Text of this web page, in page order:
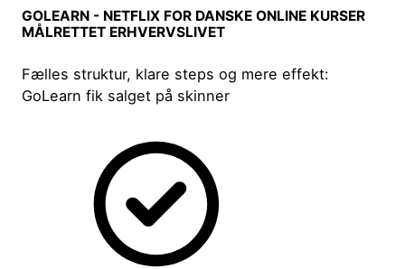
GOLEARN - NETFLIX FOR DANSKE ONLINE KURSER
MÅLRETTET ERHVERVSLIVET
Fælles struktur, klare steps og mere effekt:
GoLearn fik salget på skinner